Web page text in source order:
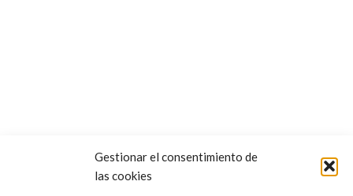
Gestionar el consentimiento de
las cookies
Copyright 2014-2025